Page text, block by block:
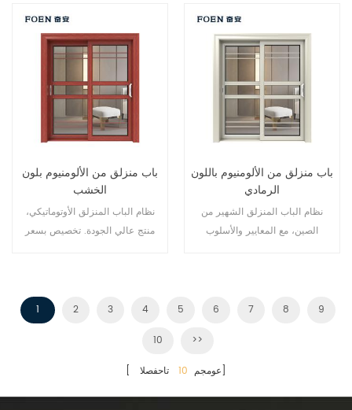
باب منزلق من الألومنيوم بلون
الخشب
نظام الباب المنزلق الأوتوماتيكي،
منتج عالي الجودة. تخصيص بسعر
باب منزلق من الألومنيوم باللون
الرمادي
نظام الباب المنزلق الشهير من
الصين، مع المعايير والأسلوب
1 2 3 4 5 6 7 8 9
10 >>
[ عومجم 10 تاحفصلا]